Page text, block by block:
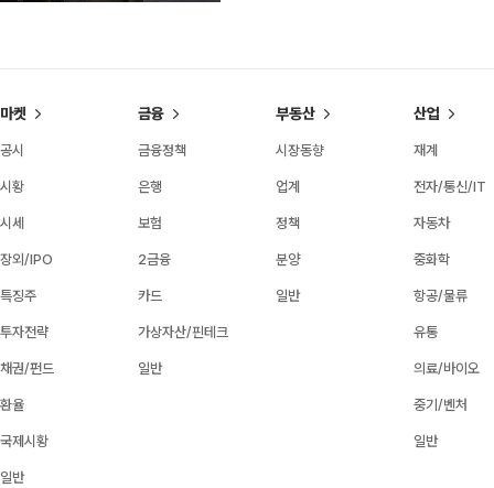
마켓
공시
시황
시세
장외/IPO
특징주
투자전략
채권/펀드
환율
국제시황
일반
금융
금융정책
은행
보험
2금융
카드
가상자산/핀테크
일반
부동산
시장동향
업계
정책
분양
일반
산업
재계
전자/통신/IT
자동차
중화학
항공/물류
유통
의료/바이오
중기/벤처
일반